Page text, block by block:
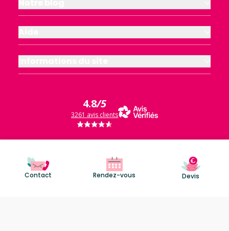
4.8/5
3261 avis clients
Contact Rendez-vous Devis